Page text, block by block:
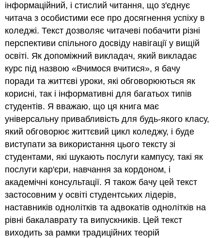
інформаційний, і стислий читання, що з'єднує
читача з особистими есе про досягнення успіху в
коледжі. Текст дозволяє читачеві побачити різні
перспективи спільного досвіду навігації у вищій
освіті. Як допоміжний викладач, який викладає
курс під назвою «Вчимося вчитися», я бачу
поради та життєві уроки, які обговорюються як
корисні, так і інформативні для багатьох типів
студентів. Я вважаю, що ця книга має
універсальну привабливість для будь-якого класу,
який обговорює життєвий цикл коледжу, і буде
виступати за використання цього тексту зі
студентами, які шукають послуги кампусу, такі як
послуги кар'єри, навчання за кордоном, і
академічні консультації. Я також бачу цей текст
застосовним у освіті студентських лідерів,
наставників однолітків та адвокатів однолітків на
рівні бакалаврату та випускників. Цей текст
виходить за рамки традиційних теорій